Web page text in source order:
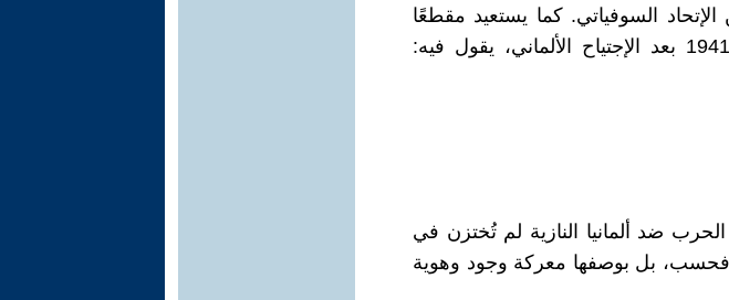
السوفياتي. كما يستعيد مقطعًا
من شعر أرسيني تاركوفسكي كُتب عام 1941 بعد الإجتياح الألماني، يقول فيه:
ضد ألمانيا النازية لم تُختزن في
فحسب، بل بوصفها معركة وجود وهوية